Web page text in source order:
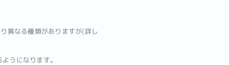
異なる種類がありますが(詳し
うになります。